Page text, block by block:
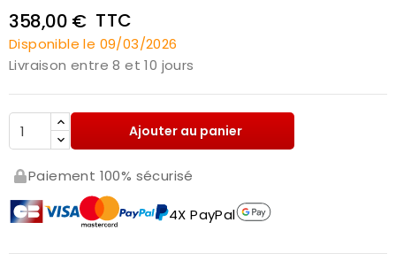
358,00 € TTC
Disponible le 09/03/2026
Livraison entre 8 et 10 jours
Ajouter au panier
Paiement 100% sécurisé
4X PayPal